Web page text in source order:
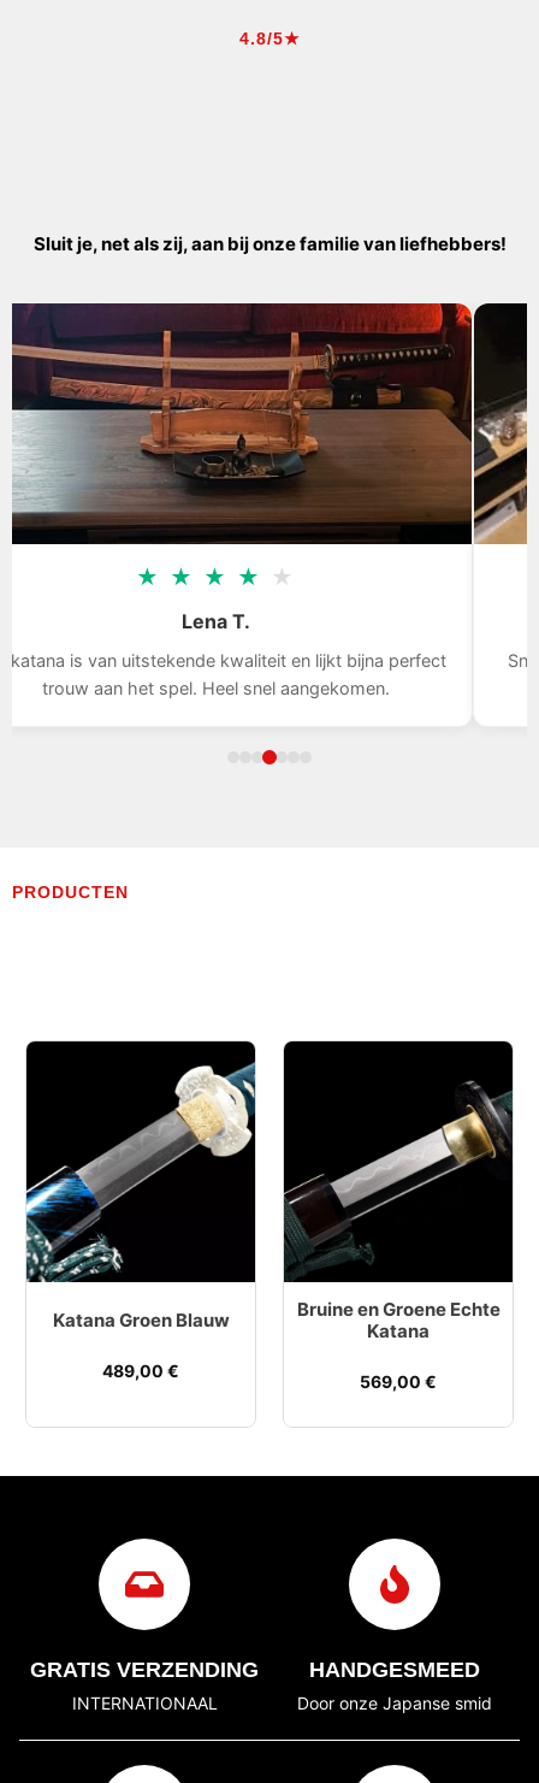
4.8/5★
Sluit je, net als zij, aan bij onze familie van liefhebbers!
★ ★ ★ ★ ★
Tom D.
Snelle levering, het zwaard is indrukwekkend, ik ben blij
met mijn aankoop.
PRODUCTEN
Katana Groen Blauw
489,00 €
Bruine en Groene Echte
Katana
569,00 €
GRATIS VERZENDING
INTERNATIONAAL
HANDGESMEED
Door onze Japanse smid